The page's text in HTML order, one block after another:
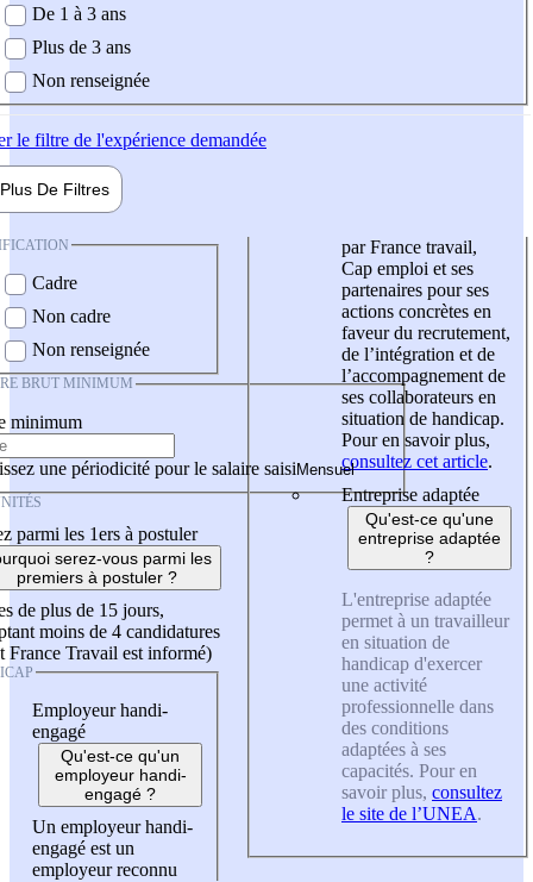
De 1 à 3 ans
Plus de 3 ans
Non renseignée
le filtre de l'expérience demandée
Plus De Filtres
Cadre
Non cadre
Non renseignée
BRUT MINIMUM
minimum
une périodicité pour le salaire saisi
parmi les 1ers à postuler
serez-vous parmi les
premiers à postuler ?
de plus de 15 jours,
moins de 4 candidatures
France Travail est informé)
Employeur handi-
engagé
Qu'est-ce qu'un
employeur handi-
engagé ?
Un employeur handi-
engagé est un
employeur reconnu
par France travail,
Cap emploi et ses
partenaires pour ses
actions concrètes en
faveur du recrutement,
de l’intégration et de
l’accompagnement de
ses collaborateurs en
situation de handicap.
Pour en savoir plus,
consultez cet article.
Entreprise adaptée
Qu'est-ce qu'une
entreprise adaptée
?
L'entreprise adaptée
permet à un travailleur
en situation de
handicap d'exercer
une activité
professionnelle dans
des conditions
adaptées à ses
capacités. Pour en
savoir plus, consultez
le site de l’UNEA.